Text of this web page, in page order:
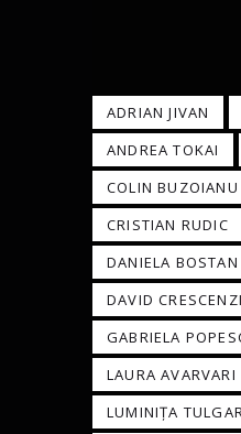
ADRIAN JIVAN
ANDREA TOKAI
COLIN BUZOIANU
CRISTIAN RUDIC
DANIELA BOSTAN
DAVID CRESCENZI
GABRIELA
LAURA AVARVARI
LUMINIŢA